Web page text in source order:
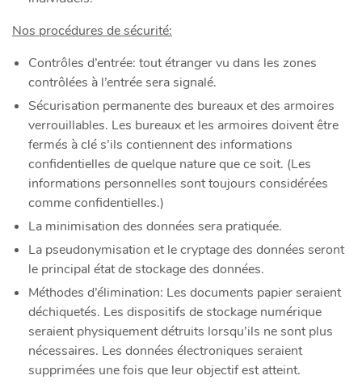
Nos procédures de sécurité:
Contrôles d’entrée: tout étranger vu dans les zones
contrôlées à l’entrée sera signalé.
Sécurisation permanente des bureaux et des armoires
verrouillables. Les bureaux et les armoires doivent être
fermés à clé s’ils contiennent des informations
confidentielles de quelque nature que ce soit. (Les
informations personnelles sont toujours considérées
comme confidentielles.)
La minimisation des données sera pratiquée.
La pseudonymisation et le cryptage des données seront
le principal état de stockage des données.
Méthodes d’élimination: Les documents papier seraient
déchiquetés. Les dispositifs de stockage numérique
seraient physiquement détruits lorsqu’ils ne sont plus
nécessaires. Les données électroniques seraient
supprimées une fois que leur objectif est atteint.